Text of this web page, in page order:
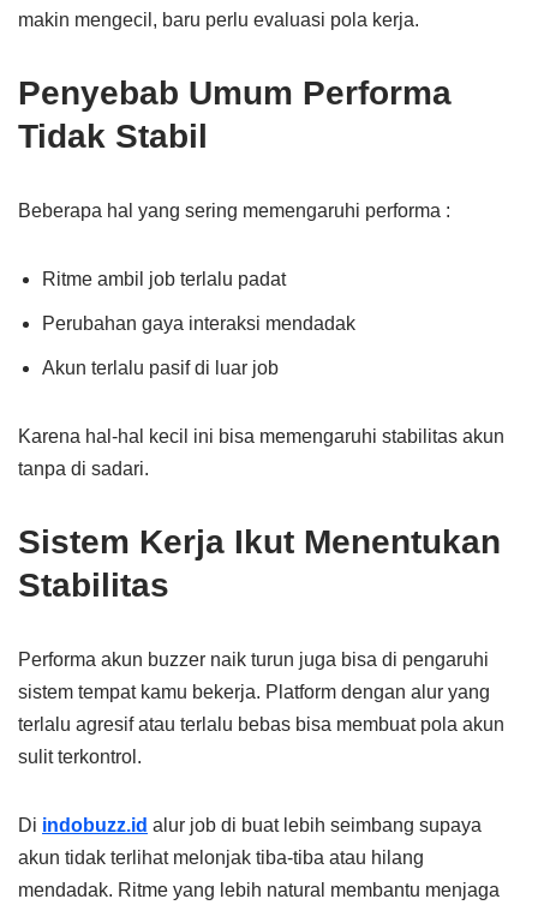
makin mengecil, baru perlu evaluasi pola kerja.
Penyebab Umum Performa
Tidak Stabil
Beberapa hal yang sering memengaruhi performa :
Ritme ambil job terlalu padat
Perubahan gaya interaksi mendadak
Akun terlalu pasif di luar job
Karena hal-hal kecil ini bisa memengaruhi stabilitas akun
tanpa di sadari.
Sistem Kerja Ikut Menentukan
Stabilitas
Performa akun buzzer naik turun juga bisa di pengaruhi
sistem tempat kamu bekerja. Platform dengan alur yang
terlalu agresif atau terlalu bebas bisa membuat pola akun
sulit terkontrol.
Di indobuzz.id alur job di buat lebih seimbang supaya
akun tidak terlihat melonjak tiba-tiba atau hilang
mendadak. Ritme yang lebih natural membantu menjaga